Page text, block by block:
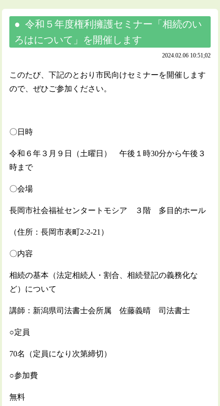
令和５年度権利擁護セミナー「相続のい
ろはについて」を開催します
2024.02.06 10:51;02
このたび、下記のとおり市民向けセミナーを開催します
ので、ぜひご参加ください。
〇日時
令和６年３月９日（土曜日） 午後１時30分から午後３
時まで
〇会場
長岡市社会福祉センタートモシア ３階 多目的ホール
（住所：長岡市表町2-2-21）
〇内容
相続の基本（法定相続人・割合、相続登記の義務化な
ど）について
講師：新潟県司法書士会所属 佐藤義晴 司法書士
○定員
70名（定員になり次第締切）
○参加費
無料